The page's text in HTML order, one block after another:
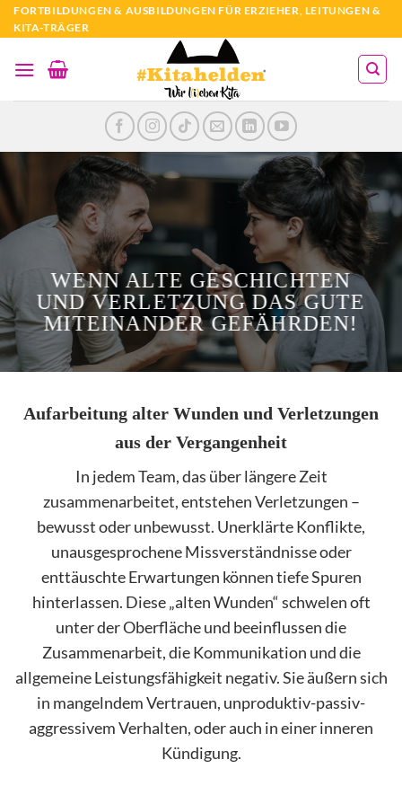
Zum
Inhalt
FORTBILDUNGEN & AUSBILDUNGEN FÜR ERZIEHER, LEITUNGEN &
KITA-TRÄGER
WENN ALTE GESCHICHTEN
UND VERLETZUNG DAS GUTE
MITEINANDER GEFÄHRDEN!
Aufarbeitung alter Wunden und Verletzungen
aus der Vergangenheit
In jedem Team, das über längere Zeit
zusammenarbeitet, entstehen Verletzungen –
bewusst oder unbewusst. Unerklärte Konflikte,
unausgesprochene Missverständnisse oder
enttäuschte Erwartungen können tiefe Spuren
hinterlassen. Diese „alten Wunden“ schwelen oft
unter der Oberfläche und beeinflussen die
Zusammenarbeit, die Kommunikation und die
allgemeine Leistungsfähigkeit negativ. Sie äußern sich
in mangelndem Vertrauen, unproduktiv-passiv-
aggressivem Verhalten, oder auch in einer inneren
Kündigung.